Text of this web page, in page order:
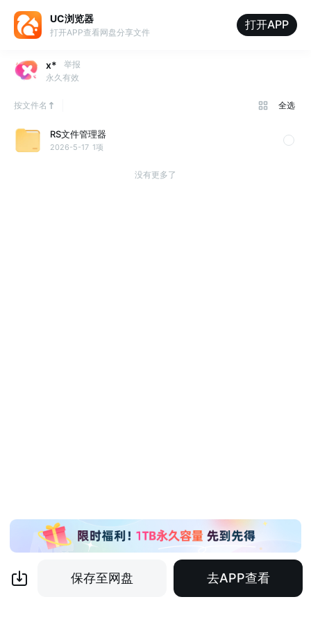
UC浏览器
打开APP查看网盘分享文件
打开APP
x*
举报
永久有效
按文件名 全选
RS文件管理器
2026-5-17 1项
没有更多了
保存至网盘 去APP查看